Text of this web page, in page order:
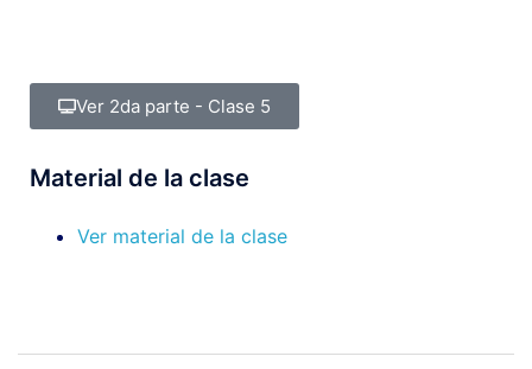
Ver 2da parte - Clase 5
Material de la clase
Ver material de la clase